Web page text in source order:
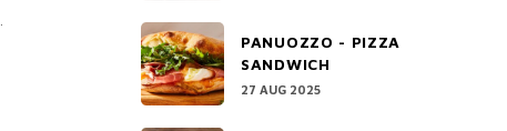
PANUOZZO - PIZZA
SANDWICH
27 AUG 2025